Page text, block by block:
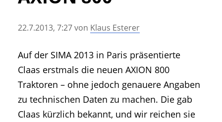
• Messen und Veranstaltungen
• Agritechnica Neuheiten Archiv
• Artikel nach Hersteller/Marke
22.7.2013, 7:27von Klaus Esterer
Auf der SIMA 2013 in Paris präsentierte
Claas erstmals die neuen AXION 800
Traktoren – ohne jedoch genauere Angaben
zu technischen Daten zu machen. Die gab
Claas kürzlich bekannt, und wir reichen sie